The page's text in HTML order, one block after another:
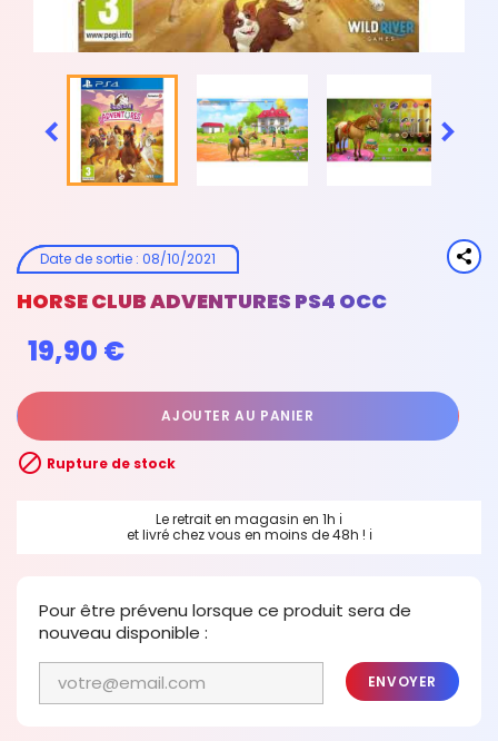
 
Date de sortie : 08/10/2021
HORSE CLUB ADVENTURES PS4 OCC
19,90 €
AJOUTER AU PANIER
 Rupture de stock
Le retrait en magasin en 1h ℹ
et livré chez vous en moins de 48h ! ℹ
Pour être prévenu lorsque ce produit sera de
nouveau disponible :
ENVOYER